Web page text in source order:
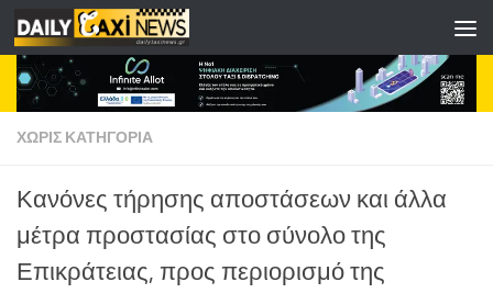
Skip to content
ΧΩΡΊΣ ΚΑΤΗΓΟΡΊΑ
Κανόνες τήρησης αποστάσεων και άλλα
μέτρα προστασίας στο σύνολο της
Επικράτειας, προς περιορισμό της